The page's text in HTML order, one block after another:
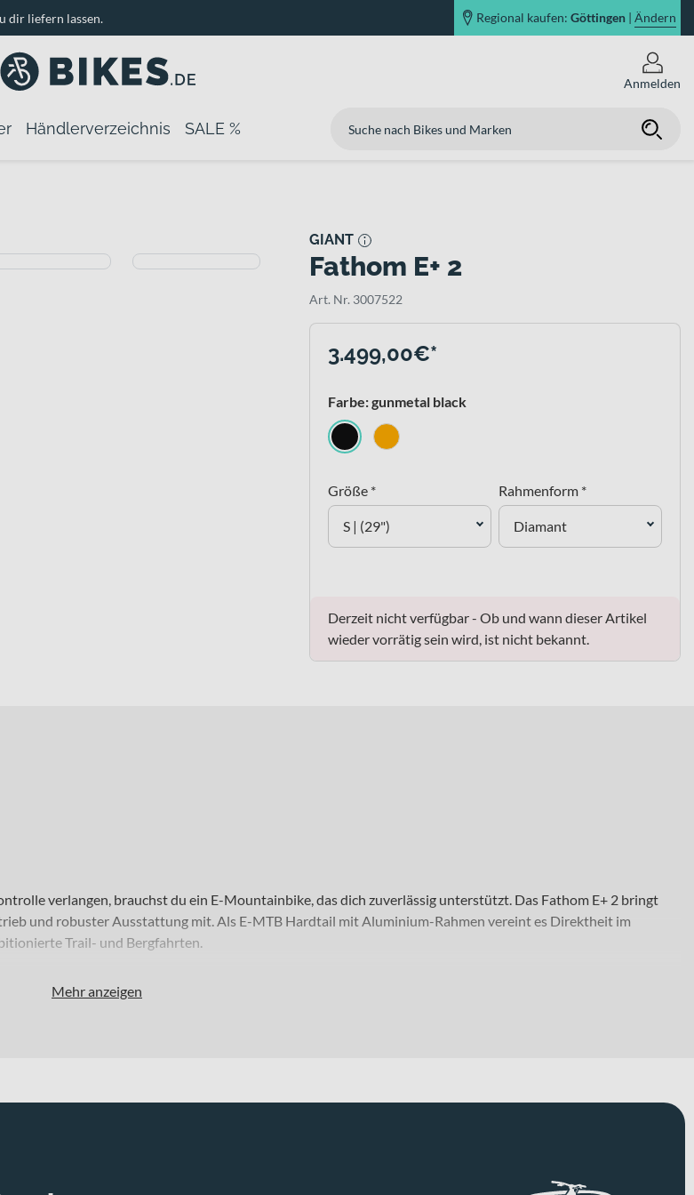
dir liefern lassen. Regional kaufen: Göttingen | Ändern
Anmelden
Händlerverzeichnis SALE %
GIANT
Fathom E+ 2
Art. Nr. 3007522
3.499,00€*
Farbe: gunmetal black
Größe *
S | (29")
Rahmenform *
Diamant
Derzeit nicht verfügbar - Ob und wann dieser Artikel
wieder vorrätig sein wird, ist nicht bekannt.
verlangen, brauchst du ein E-Mountainbike, das dich zuverlässig unterstützt. Das Fathom E+ 2 bringt
und robuster Ausstattung mit. Als E-MTB Hardtail mit Aluminium-Rahmen vereint es Direktheit im
Trail- und Bergfahrten.
Verzögern kommen hydraulische Scheibenbremsen vom Typ Tektro HD-M285 mit 180 mm Bremsscheiben
Mehr anzeigen